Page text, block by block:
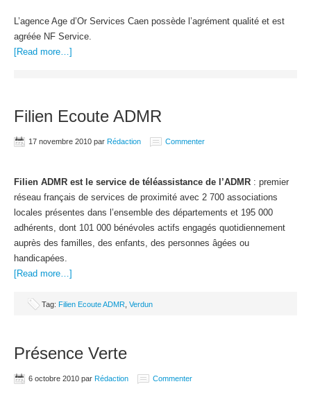
L’agence Age d’Or Services Caen possède l’agrément qualité et est
agréée NF Service.
[Read more…]
Filien Ecoute ADMR
17 novembre 2010 par Rédaction Commenter
Filien ADMR est le service de téléassistance de l’ADMR : premier
réseau français de services de proximité avec 2 700 associations
locales présentes dans l’ensemble des départements et 195 000
adhérents, dont 101 000 bénévoles actifs engagés quotidiennement
auprès des familles, des enfants, des personnes âgées ou
handicapées.
[Read more…]
Tag: Filien Ecoute ADMR Verdun
Présence Verte
6 octobre 2010 par Rédaction Commenter